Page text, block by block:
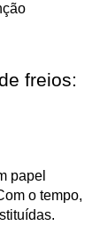
freios:
papel
o tempo,